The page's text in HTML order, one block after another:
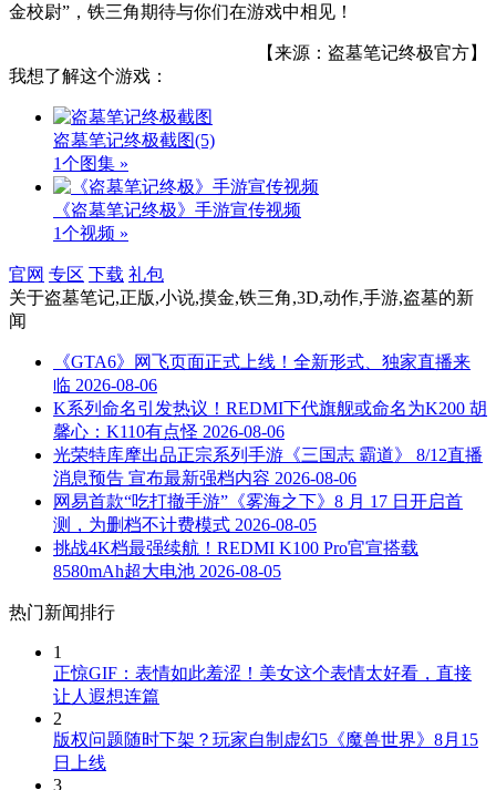
金校尉”，铁三角期待与你们在游戏中相见！
【来源：盗墓笔记终极官方】
我想了解这个游戏：
盗墓笔记终极截图(5)
1个图集 »
《盗墓笔记终极》手游宣传视频
1个视频 »
官网 专区 下载 礼包
关于盗墓笔记,正版,小说,摸金,铁三角,3D,动作,手游,盗墓的新
闻
《GTA6》网飞页面正式上线！全新形式、独家直播来
临 2026-08-06
K系列命名引发热议！REDMI下代旗舰或命名为K200 胡
馨心：K110有点怪 2026-08-06
光荣特库摩出品正宗系列手游《三国志 霸道》 8/12直播
消息预告 宣布最新强档内容 2026-08-06
网易首款“吃打撤手游”《雾海之下》8 月 17 日开启首
测，为删档不计费模式 2026-08-05
挑战4K档最强续航！REDMI K100 Pro官宣搭载
8580mAh超大电池 2026-08-05
热门新闻排行
1
正惊GIF：表情如此羞涩！美女这个表情太好看，直接
让人遐想连篇
2
版权问题随时下架？玩家自制虚幻5《魔兽世界》8月15
日上线
3